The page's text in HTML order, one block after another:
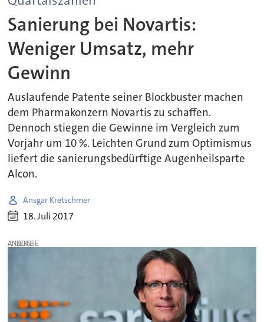
Sanierung bei Novartis:
Weniger Umsatz, mehr
Gewinn
Auslaufende Patente seiner Blockbuster machen
dem Pharmakonzern Novartis zu schaffen.
Dennoch stiegen die Gewinne im Vergleich zum
Vorjahr um 10 %. Leichten Grund zum Optimismus
liefert die sanierungsbedürftige Augenheilsparte
Alcon.
Ansgar Kretschmer
18. Juli 2017
ANZEIGE